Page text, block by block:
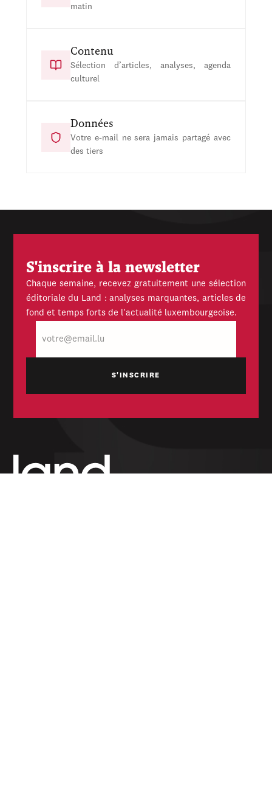
matin
Contenu
Sélection d’articles, analyses, agenda
culturel
Données
Votre e-mail ne sera jamais partagé avec
des tiers
S'inscrire à la newsletter
Chaque semaine, recevez gratuitement une sélection
éditoriale du Land : analyses marquantes, articles de
fond et temps forts de l'actualité luxembourgeoise.
mail